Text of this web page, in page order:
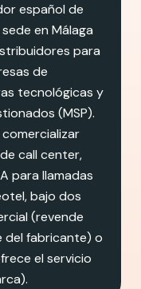
español de
en Málaga
para
de
tecnológicas y
(MSP).
call center,
para llamadas
bajo dos
(revende
del fabricante) o
el servicio